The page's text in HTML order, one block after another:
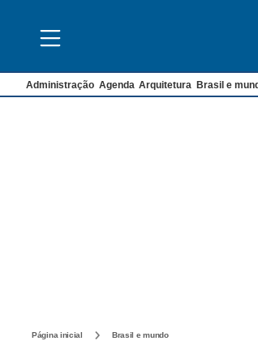
Administração Agenda Arquitetura Brasil e
Página inicial Brasil e mundo